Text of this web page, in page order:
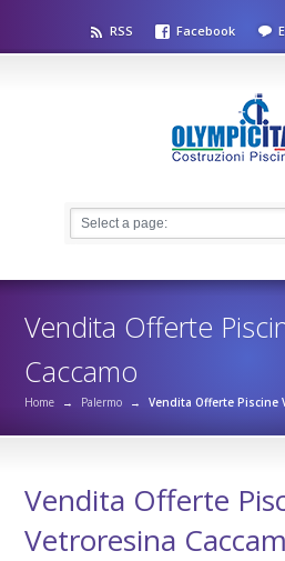
RSS Facebook
Vendita Offerte
Caccamo
Home → Palermo → Vendita Offerte Piscine
Vendita Offerte
Vetroresina